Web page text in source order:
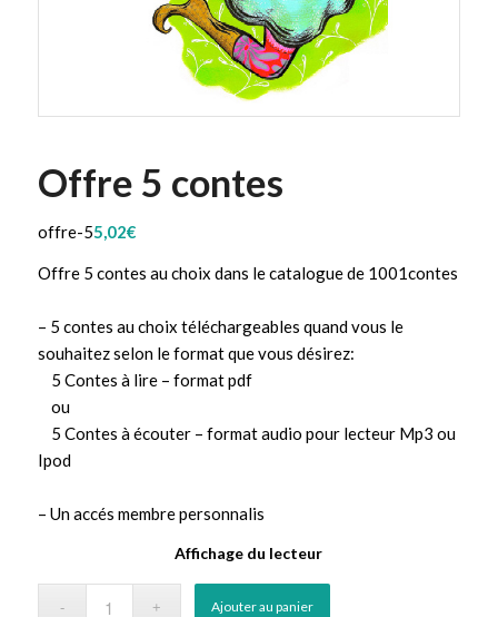
Offre 5 contes
offre-55,02€
Offre 5 contes au choix dans le catalogue de 1001contes
– 5 contes au choix téléchargeables quand vous le
souhaitez selon le format que vous désirez:
5 Contes à lire – format pdf
ou
5 Contes à écouter – format audio pour lecteur Mp3 ou
Ipod
– Un accés membre personnalis
Affichage du lecteur
Ajouter au panier